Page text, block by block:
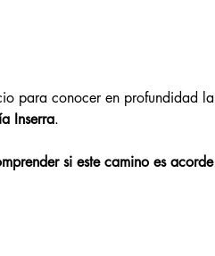
para conocer en profundidad la
Inserra.
si este camino es acorde